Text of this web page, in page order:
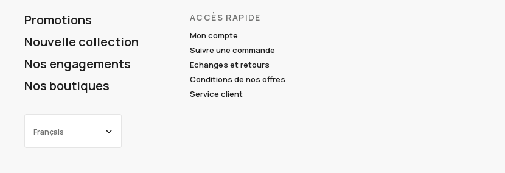
Promotions
Nouvelle collection
Nos engagements
Nos boutiques
Français
ACCÈS RAPIDE
Mon compte
Suivre une commande
Echanges et retours
Conditions de nos offres
Service client